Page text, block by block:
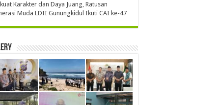
Karakter dan Daya Juang, Ratusan
Muda LDII Gunungkidul Ikuti CAI ke-47